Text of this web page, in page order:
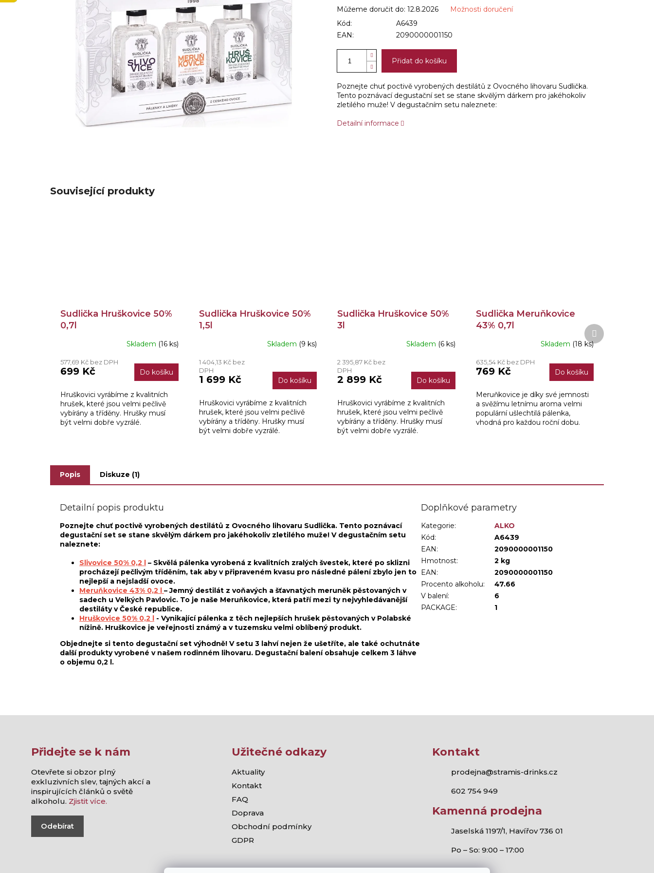
Můžeme doručit do: 12.8.2026
Možnosti doručení
Kód:
A6439
EAN:
2090000001150
Přidat do košíku
Poznejte chuť poctivě vyrobených destilátů z Ovocného lihovaru Sudlička.
Tento poznávací degustační set se stane skvělým dárkem pro jakéhokoliv
zletilého muže! V degustačním setu naleznete:
Detailní informace
Související produkty
Sudlička Hruškovice 50%
0,7l
produktu
je
z
5
hvězdiček.
Skladem (16 ks)
577,69 Kč bez DPH
699 Kč Do košíku
Hruškovici vyrábíme z kvalitních
hrušek, které jsou velmi pečlivě
vybírány a tříděny. Hrušky musí
být velmi dobře vyzrálé.
Sudlička Hruškovice 50%
1,5l
produktu
je
3,3
5
hvězdiček.
Skladem (9 ks)
1 404,13 Kč bez
DPH
1 699 Kč Do košíku
Hruškovici vyrábíme z kvalitních
hrušek, které jsou velmi pečlivě
vybírány a tříděny. Hrušky musí
být velmi dobře vyzrálé.
Sudlička Hruškovice 50%
3l
produktu
je
3,9
5
hvězdiček.
Skladem (6 ks)
2 395,87 Kč bez
DPH
2 899 Kč Do košíku
Hruškovici vyrábíme z kvalitních
hrušek, které jsou velmi pečlivě
vybírány a tříděny. Hrušky musí
být velmi dobře vyzrálé.
Sudlička Meruňkovice
43% 0,7l
Skladem (18 ks)
635,54 Kč bez DPH
769 Kč Do košíku
Meruňkovice je díky své jemnosti
a svěžímu letnímu aroma velmi
populární ušlechtilá pálenka,
vhodná pro každou roční dobu.
Další
produkt
Popis Diskuze (1)
Detailní popis produktu
Poznejte chuť poctivě vyrobených destilátů z Ovocného lihovaru Sudlička. Tento poznávací
degustační set se stane skvělým dárkem pro jakéhokoliv zletilého muže! V degustačním setu
naleznete:
Slivovice 50% 0,2 l
– Skvělá pálenka vyrobená z kvalitních zralých švestek, které po sklizni
procházejí pečlivým tříděním, tak aby v připraveném kvasu pro následné pálení zbylo jen to
nejlepší a nejsladší ovoce.
Meruňkovice 43% 0,2 l – Jemný destilát z voňavých a šťavnatých meruněk pěstovaných v
sadech u Velkých Pavlovic. To je naše Meruňkovice, která patří mezi ty nejvyhledávanější
destiláty v České republice.
Hruškovice 50% 0,2 l
- Vynikající pálenka z těch nejlepších hrušek pěstovaných v Polabské
nížině. Hruškovice je veřejnosti známý a v tuzemsku velmi oblíbený produkt.
Objednejte si tento degustační set výhodně! V setu 3 lahví nejen že ušetříte, ale také ochutnáte
další produkty vyrobené v našem rodinném lihovaru. Degustační balení obsahuje celkem 3 láhve
o objemu 0,2 l.
Doplňkové parametry
Kategorie:
ALKO
Kód:
A6439
EAN:
2090000001150
Hmotnost:
2 kg
EAN :
2090000001150
Procento alkoholu:
47.66
V balení:
6
PACKAGE: 1
Přidejte se k nám
Otevřete si obzor plný
exkluzivních slev, tajných akcí a
inspirujících článků o světě
alkoholu. Zjistit více.
Odebírat
Užitečné odkazy
Aktuality
Kontakt
FAQ
Doprava
Obchodní podmínky
GDPR
Kontakt
prodejna@stramis-drinks.cz
602 754 949
Kamenná prodejna
Jaselská 1197/1, Havířov 736 01
Po – So: 9:00 – 17:00